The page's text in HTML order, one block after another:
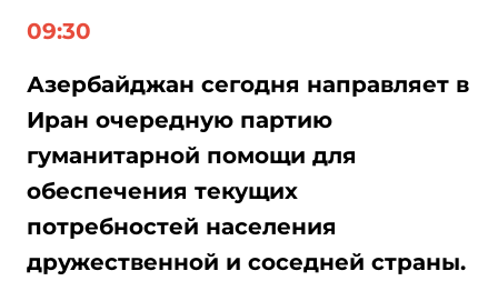
09:30
Азербайджан сегодня направляет в
Иран очередную партию
гуманитарной помощи для
обеспечения текущих
потребностей населения
дружественной и соседней страны.